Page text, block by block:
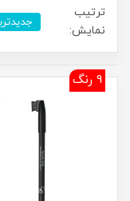
ترتیب
نمایش:
9 رنگ